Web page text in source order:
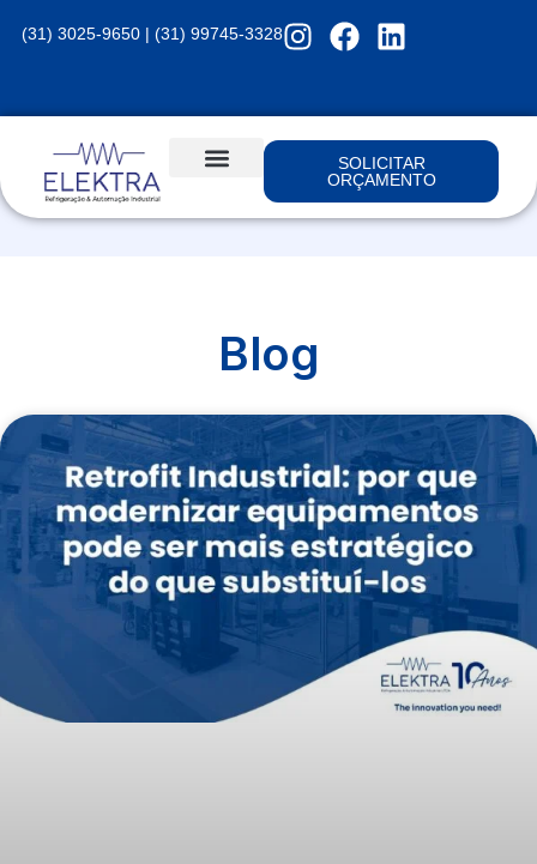
(31) 3025-9650 | (31) 99745-3328
SOLICITAR
ORÇAMENTO
Blog